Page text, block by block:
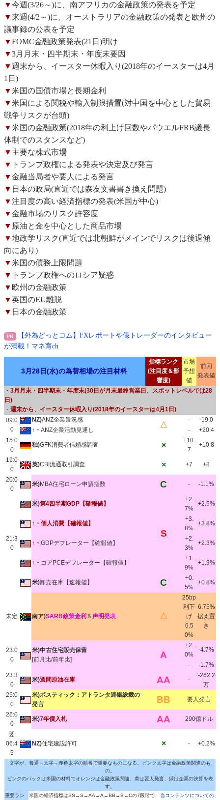
▼今週(3/26～)に、南アフリカの金融政策の発表を予定
▼来週(4/2～)に、オーストラリアの金融政策の発表と欧州の
議事録の公表を予定
▼FOMC金融政策発表(21日)明け
▼3月月末・四半期末・年度末要因
▼週末から、イースター休暇入り(2018年のイースターは4月
1日)
▼米国の国債市場と長期金利
▼米国による関税や輸入制限措置(対中国を中心とした貿易
戦争リスクが台頭)
▼米国の金融政策(2018年の利上げ回数やパウエルFRB議長
体制でのスタンスなど)
▼ 主要な株式市場
▼ トランプ政権による発表や決定及び発言
▼金融当局者や要人による発言
▼ 日本の政局(直近では森友文書書き換え問題)
▼注目度の高い経済指標の発表(米国が中心)
▼金融市場のリスク許容度
▼ 原油と金を中心とした商品市場
▼地政学リスク(直近では北朝鮮がメインでリスクは後退傾
向にあり)
▼米国の債務上限問題
▼ トランプ政権へのロシア疑惑
▼ 欧州の金融政策
▼英国のEU離脱
▼ 日本の金融政策
【外為どっとコム】FXレポートや億トレーダーのインタビュー
が満載！マネ育ch
3月28日(水)の為替相場の注目材料
指標ランク
(注目度＆影
響度)
市場
予想
値
前回
発表値
・ 3月月末・四半期末・年度末(30日が月末最終営業日、スポットレベルでは28
日)
・ 週末から、イースター休暇入り(2018年のイースターは4月1日)
09:0
0
NZ)ANZ企業景況感
△
-
-19.0
↑・ ANZ企業活動見通し -
+20.4
15:0
0
独)GFK消費者信頼感調査 ×
+10.
7
+10.8
19:0
0
英)CBI流通取引調査 × +7 +8
20:0
0
米)MBA住宅ローン申請指数 C - -1.1%
21:3
0
米)第4四半期GDP【確報値】
S
+2.
7%
+2.5%
↑・ 個人消費【確報値】
+3.
8%
+3.8%
↑・ GDPデフレーター【確報値】
+2.
3%
+2.3%
↑・ コアPCEデフレーター【確報値】
+1.
9%
+1.9%
米)卸売在庫【速報値】 C
+0.
5%
+0.8%
未定 南ア)SARB政策金利 ＆声明発表 △
25bp
利下
げ
6.5
0%
6.75%
据え置
き
23:0
0
米)中古住宅販売保留
[前月比/前年比]
A
+2.
0%
-4.7%
-
-1.7%
23:3
0
米)週間原油在庫 AA -
-262.2
万
25:0
0
米)ボスティック：アトランタ連銀総裁の
発言
BB 要人発言
26:0
0
米)7年債入札 AA 290億ドル
翌
06:4
5
NZ)住宅建設許可 × - +0.2%
文字が、普通→太字→赤色太字の順番で重要なものになる。ピンク太字は金融政策関連のも
の。
ピンクのバックは米国の材料でオレンジは金融政策関連、黄は要人発言、緑は企業の決算を表
す。
重要ラン
米国の経済指標はSS→S→AA→A→BB→B→Cの7段階で
当コンテンツについての